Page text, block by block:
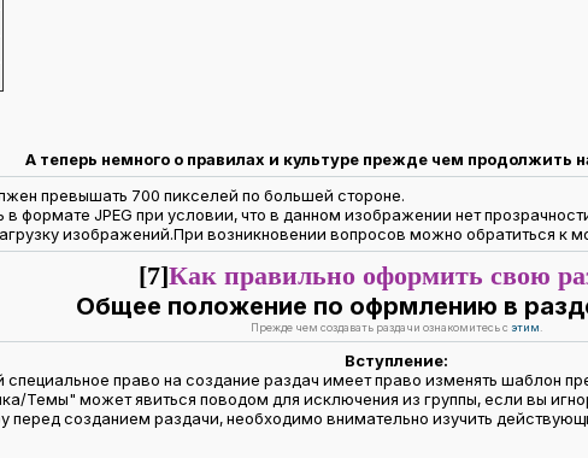
А теперь немного о правилах и культуре прежде чем продолжить
превышать 700 пикселей по большей стороне.
формате JPEG при условии, что в данном изображении нет
изображений.При возникновении вопросов можно обратиться к
[7]Как правильно оформить свою
Общее положение по офрмлению в
Прежде чем создавать раздачи ознакомитесь с этим
Вступление:
право на создание раздач имеет право изменять шаблон
Темы" может явиться поводом для исключения из группы, если вы
перед созданием раздачи, необходимо внимательно изучить